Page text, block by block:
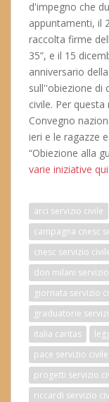
d'impegno che
appuntamenti, il
raccolta firme
35”, e il 15
anniversario
sull''obiezione di
civile. Per
Convegno
ieri e le ragazze
“Obiezione alla
varie iniziative
arci servizio civile
campagna cnesc
cnesc servizio
don milani
giornata servizio
graduatorie
italia caritas
pace servizio civile
progetti servizio
riccardi servizio